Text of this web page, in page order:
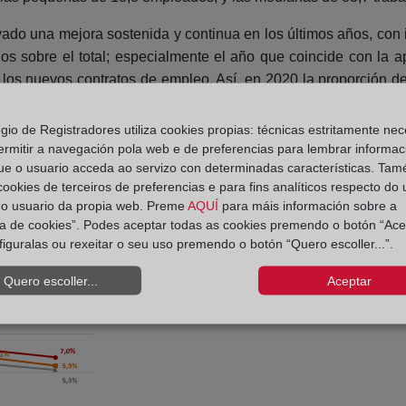
una mejora sostenida y continua en los últimos años,
sobre el total; especialmente el año que coincide con la
nuevos contratos de empleo. Así, en 2020 la proporción
descendido hasta el 5,3% en 2024; para las pequeñas, que
pasado de una temporalidad del 22,5% al 5,9%.
7% en 2024.
(2024 avance)
de Registradores utiliza cookies propias: técnicas estritamente
a navegación pola web e de preferencias para lembrar
o usuario acceda ao servizo con determinadas características.
de terceiros de preferencias e para fins analíticos respecto do
usuario da propia web. Preme AQUÍ para máis información sobre a
de cookies”. Podes aceptar todas as cookies premendo o botón
ou rexeitar o seu uso premendo o botón “Quero escoller...”.
Quero escoller... Aceptar